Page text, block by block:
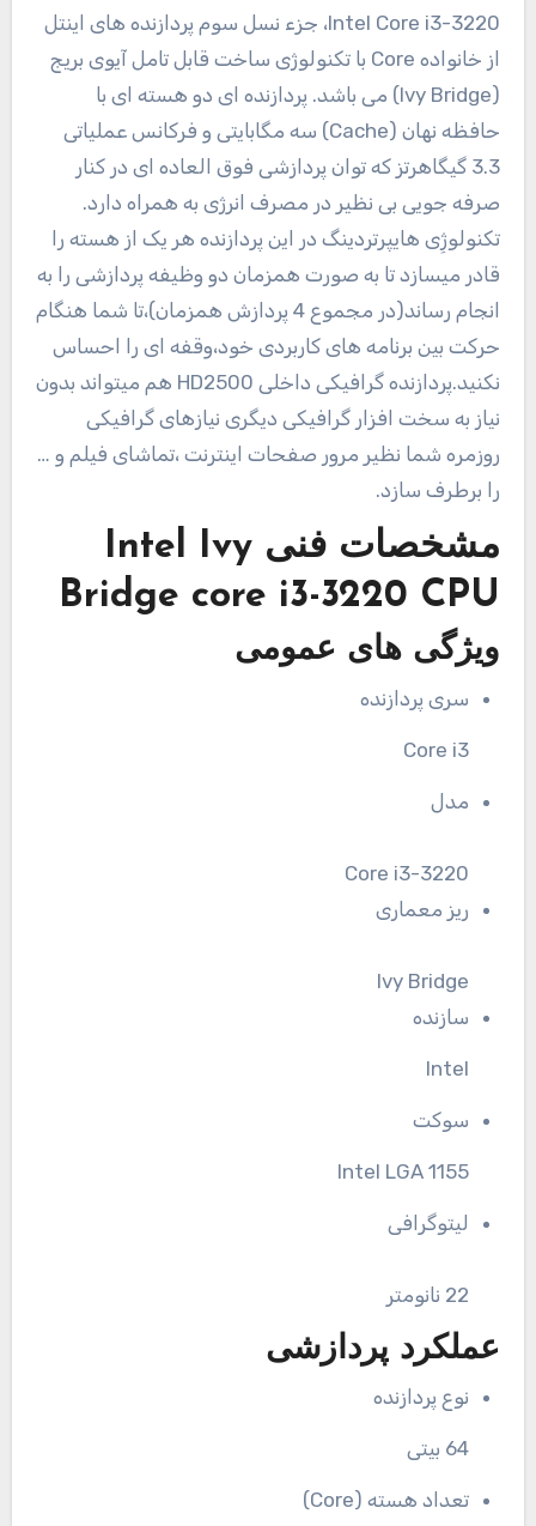
Intel Core i3-3220، جزء نسل سوم پردازنده های اینتل
از خانواده Core با تکنولوژی ساخت قابل تامل آیوی بریج
(Ivy Bridge) می باشد. پردازنده ای دو هسته ای با
حافظه نهان (Cache) سه مگابایتی و فرکانس عملیاتی
3.3 گیگاهرتز که توان پردازشی فوق العاده ای در کنار
صرفه جویی بی نظیر در مصرف انرژی به همراه دارد.
تکنولوژِی هایپرتردینگ در این پردازنده هر یک از هسته را
قادر میسازد تا به صورت همزمان دو وظیفه پردازشی را به
انجام رساند(در مجموع 4 پردازش همزمان)،تا شما هنگام
حرکت بین برنامه های کاربردی خود،وقفه ای را احساس
نکنید.پردازنده گرافیکی داخلی HD2500 هم میتواند بدون
نیاز به سخت افزار گرافیکی دیگری نیازهای گرافیکی
روزمره شما نظیر مرور صفحات اینترنت ،تماشای فیلم و …
را برطرف سازد.
مشخصات فنی Intel Ivy
Bridge core i3-3220 CPU
ویژگی های عمومی
سری پردازنده
Core i3
مدل
Core i3-3220
ریز معماری
Ivy Bridge
سازنده
Intel
سوکت
Intel LGA 1155
لیتوگرافی
22 نانومتر
عملکرد پردازشی
نوع پردازنده
64 بیتی
تعداد هسته (Core)